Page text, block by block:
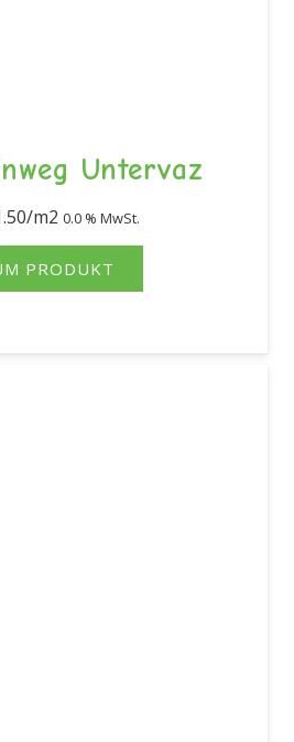
Untervaz
0.0 % MwSt.
PRODUKT